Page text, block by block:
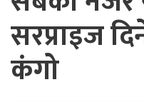
सरप्राइज
कंगो